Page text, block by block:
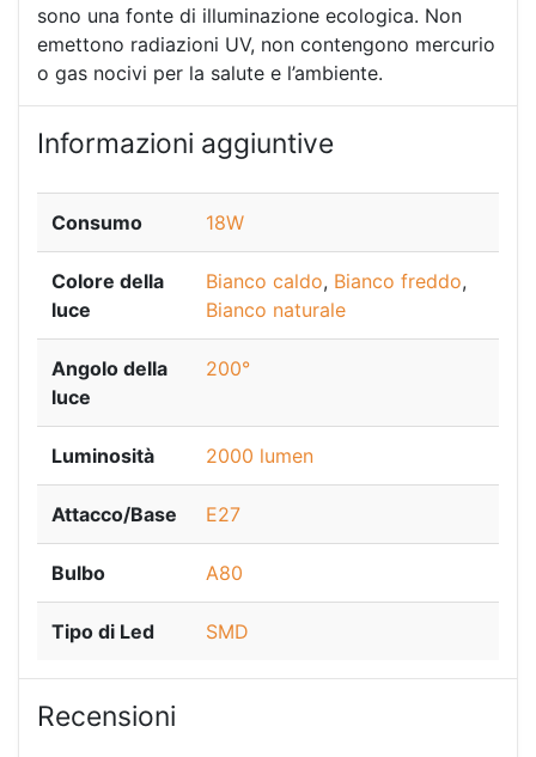
sono una fonte di illuminazione ecologica. Non
emettono radiazioni UV, non contengono mercurio
o gas nocivi per la salute e l’ambiente.
Informazioni aggiuntive
Consumo 18W
Colore della
luce
Bianco caldo, Bianco freddo,
Bianco naturale
Angolo della
luce
200°
Luminosità 2000 lumen
Attacco/Base E27
Bulbo A80
Tipo di Led SMD
Recensioni